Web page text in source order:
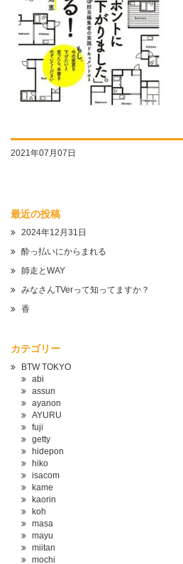
2021年07月07日
最近の投稿
2024年12月31日
酔っ払いにからまれる
師走とWAY
みなさんTVerって知ってますか？
香
カテゴリー
BTW TOKYO
abi
assun
ayanon
AYURU
fuji
getty
hidepon
hiko
isacom
kame
kaorin
koh
masa
mayu
miitan
mochi